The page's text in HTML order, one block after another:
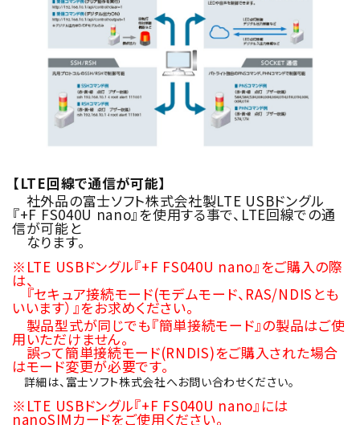
【LTE回線で通信が可能】
社外品の富士ソフト株式会社製LTE USBドングル
『+F FS040U nano』を使用する事で、LTE回線での通
信が可能と
なります。
※LTE USBドングル『+F FS040U nano』をご購入の際
は、
『セキュア接続モード(モデムモード、RAS/NDISとも
いいます）』をお求めください。
製品型式が同じでも『簡単接続モード』の製品はご使
用いただけません。
誤って簡単接続モード(RNDIS)をご購入された場合
はモード変更が必要です。
詳細は、富士ソフト株式会社へお問い合わせください。
※LTE USBドングル『+F FS040U nano』には
nanoSIMカードをご使用ください。